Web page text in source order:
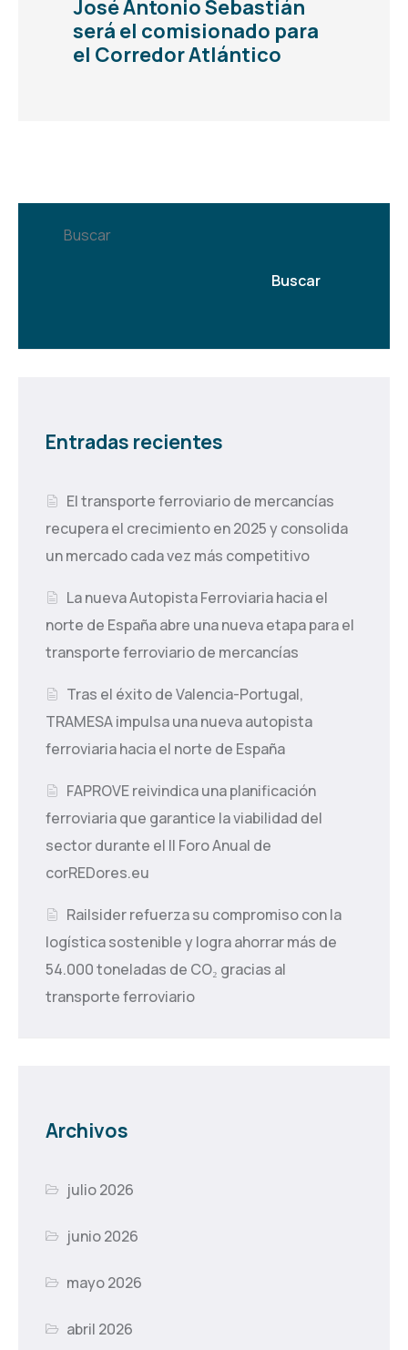
José Antonio Sebastián
será el comisionado para
el Corredor Atlántico
Buscar
Buscar
Entradas recientes
El transporte ferroviario de mercancías
recupera el crecimiento en 2025 y consolida
un mercado cada vez más competitivo
La nueva Autopista Ferroviaria hacia el
norte de España abre una nueva etapa para el
transporte ferroviario de mercancías
Tras el éxito de Valencia-Portugal,
TRAMESA impulsa una nueva autopista
ferroviaria hacia el norte de España
FAPROVE reivindica una planificación
ferroviaria que garantice la viabilidad del
sector durante el II Foro Anual de
corREDores.eu
Railsider refuerza su compromiso con la
logística sostenible y logra ahorrar más de
54.000 toneladas de CO₂ gracias al
transporte ferroviario
Archivos
julio 2026
junio 2026
mayo 2026
abril 2026